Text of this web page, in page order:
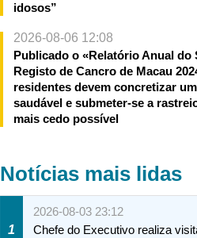
idosos”
2026-08-06 12:08
Publicado o «Relatório Anual do
Registo de Cancro de Macau
residentes devem concretizar
saudável e submeter-se a
mais cedo possível
Notícias mais lidas
1
2026-08-03 23:12
Chefe do Executivo realiza